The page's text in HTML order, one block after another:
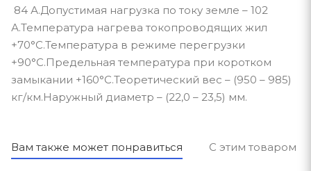
84 А.Допустимая нагрузка по току земле – 102
А.Температура нагрева токопроводящих жил
+70°С.Температура в режиме перегрузки
+90°С.Предельная температура при коротком
замыкании +160°С.Теоретический вес – (950 – 985)
кг/км.Наружный диаметр – (22,0 – 23,5) мм.
Вам также может понравиться С этим товаром